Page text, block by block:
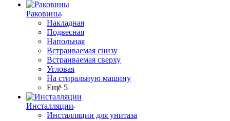
Раковины
Накладная
Подвесная
Напольная
Встраиваемая снизу
Встраиваемая сверху
Угловая
На стиральную машину
Ещё 5
Инсталляции
Инсталляции для унитаза